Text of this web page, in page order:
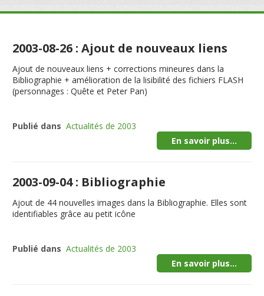
2003-08-26 : Ajout de nouveaux liens
Ajout de nouveaux liens + corrections mineures dans la
Bibliographie + amélioration de la lisibilité des fichiers FLASH
(personnages : Quête et Peter Pan)
Publié dans Actualités de 2003
En savoir plus...
2003-09-04 : Bibliographie
Ajout de 44 nouvelles images dans la Bibliographie. Elles sont
identifiables grâce au petit icône
Publié dans Actualités de 2003
En savoir plus...